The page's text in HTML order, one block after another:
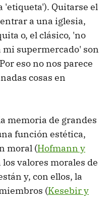
'etiqueta'). Quitarse el
a una iglesia,
o, el clásico, 'no
supermercado' son
eso no nos parece
cosas en
memoria de grandes
función estética,
moral (Hofmann y
los valores morales de
y, con ellos, la
(Kesebir y